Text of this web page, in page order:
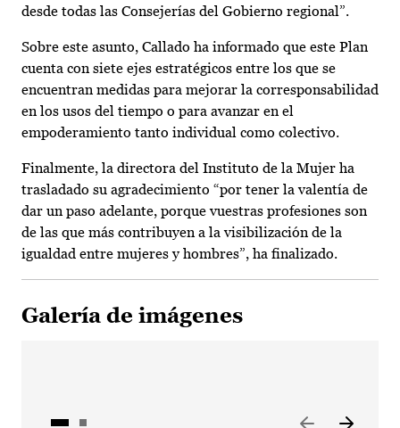
desde todas las Consejerías del Gobierno regional”.
Sobre este asunto, Callado ha informado que este Plan
cuenta con siete ejes estratégicos entre los que se
encuentran medidas para mejorar la corresponsabilidad
en los usos del tiempo o para avanzar en el
empoderamiento tanto individual como colectivo.
Finalmente, la directora del Instituto de la Mujer ha
trasladado su agradecimiento “por tener la valentía de
dar un paso adelante, porque vuestras profesiones son
de las que más contribuyen a la visibilización de la
igualdad entre mujeres y hombres”, ha finalizado.
Galería de imágenes